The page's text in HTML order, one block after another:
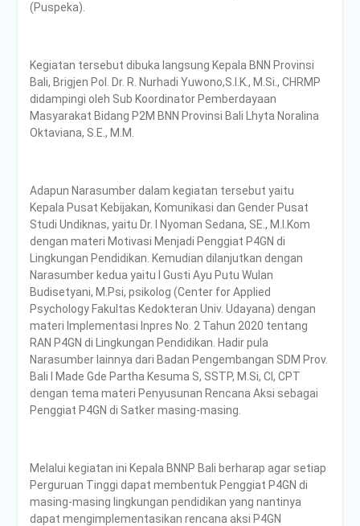
Mahasiswa/i Tingkat I
PENDAMPINGAN
IDENTIFIKASI RISIKO DAN
PELAKSANAAN
PENGENDALIAN RISIKO
Melaksanakan Review I
Dokumen Re-Akreditasi
Program Studi Diploma III
Manajemen Transportasi
Jalan
Poltrada Bali Gelar Kuliah
Umum “Elnusa Petrofin
Goes to Campus” dan
Recruitment Interview
Bersama PT Elnusa
Petrofin
(Puspeka).
Kegiatan tersebut dibuka langsung Kepala BNN Provinsi
Bali, Brigjen Pol. Dr. R. Nurhadi Yuwono,S.I.K., M.Si., CHRMP
didampingi oleh Sub Koordinator Pemberdayaan
Masyarakat Bidang P2M BNN Provinsi Bali Lhyta Noralina
Oktaviana, S.E., M.M.
Adapun Narasumber dalam kegiatan tersebut yaitu
Kepala Pusat Kebijakan, Komunikasi dan Gender Pusat
Studi Undiknas, yaitu Dr. I Nyoman Sedana, SE., M.I.Kom
dengan materi Motivasi Menjadi Penggiat P4GN di
Lingkungan Pendidikan. Kemudian dilanjutkan dengan
Narasumber kedua yaitu I Gusti Ayu Putu Wulan
Budisetyani, M.Psi, psikolog (Center for Applied
Psychology Fakultas Kedokteran Univ. Udayana) dengan
materi Implementasi Inpres No. 2 Tahun 2020 tentang
RAN P4GN di Lingkungan Pendidikan. Hadir pula
Narasumber lainnya dari Badan Pengembangan SDM Prov.
Bali I Made Gde Partha Kesuma S, SSTP, M.Si, CI, CPT
dengan tema materi Penyusunan Rencana Aksi sebagai
Penggiat P4GN di Satker masing-masing.
Melalui kegiatan ini Kepala BNNP Bali berharap agar setiap
Perguruan Tinggi dapat membentuk Penggiat P4GN di
masing-masing lingkungan pendidikan yang nantinya
dapat mengimplementasikan rencana aksi P4GN